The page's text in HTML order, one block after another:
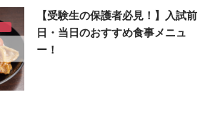
【受験生の保護者必見！】入試前
日・当日のおすすめ食事メニュ
ー！